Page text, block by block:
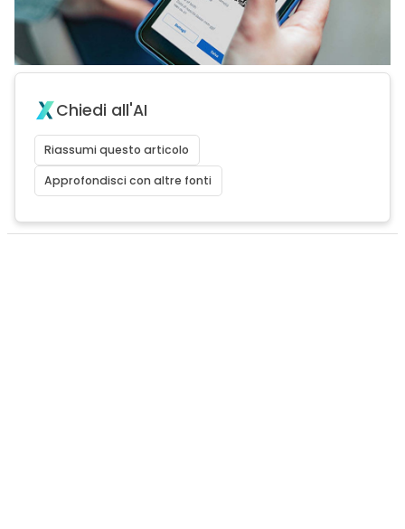
Chiedi all'AI
Riassumi questo articolo
Approfondisci con altre fonti